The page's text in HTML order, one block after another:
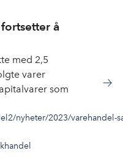
å
med 2,5
varer
som
nyheter/2023/varehandel-